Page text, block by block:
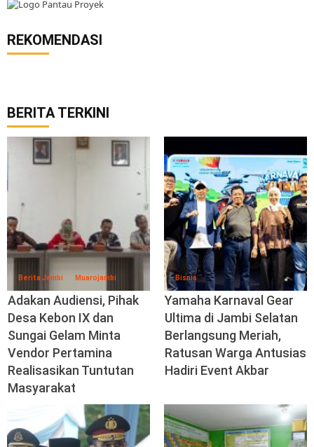
REKOMENDASI
BERITA TERKINI
Berita Jambi Muarojambi
Adakan Audiensi, Pihak
Desa Kebon IX dan
Sungai Gelam Minta
Vendor Pertamina
Realisasikan Tuntutan
Masyarakat
Bisnis
Yamaha Karnaval Gear
Ultima di Jambi Selatan
Berlangsung Meriah,
Ratusan Warga Antusias
Hadiri Event Akbar